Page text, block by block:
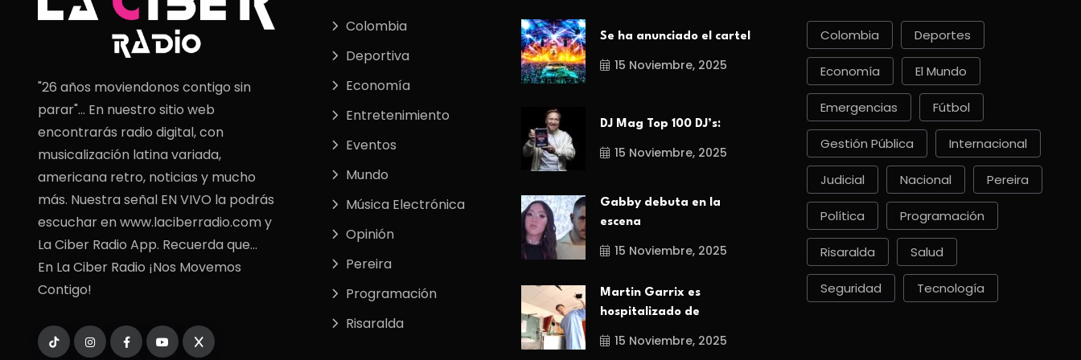
"26 años moviendonos contigo sin
parar"... En nuestro sitio web
encontrarás radio digital, con
musicalización latina variada,
americana retro, noticias y mucho
más. Nuestra señal EN VIVO la podrás
escuchar en www.laciberradio.com y
La Ciber Radio App. Recuerda que...
En La Ciber Radio ¡Nos Movemos
Contigo!
Colombia
Deportiva
Economía
Entretenimiento
Eventos
Mundo
Música Electrónica
Opinión
Pereira
Programación
Risaralda
Se ha anunciado el cartel
15 Noviembre, 2025
DJ Mag Top 100 DJ’s:
15 Noviembre, 2025
Gabby debuta en la
escena
15 Noviembre, 2025
Martin Garrix es
hospitalizado de
15 Noviembre, 2025
Colombia Deportes
Economía El Mundo
Emergencias Fútbol
Gestión Pública Internacional
Judicial Nacional Pereira
Política Programación
Risaralda Salud
Seguridad Tecnología